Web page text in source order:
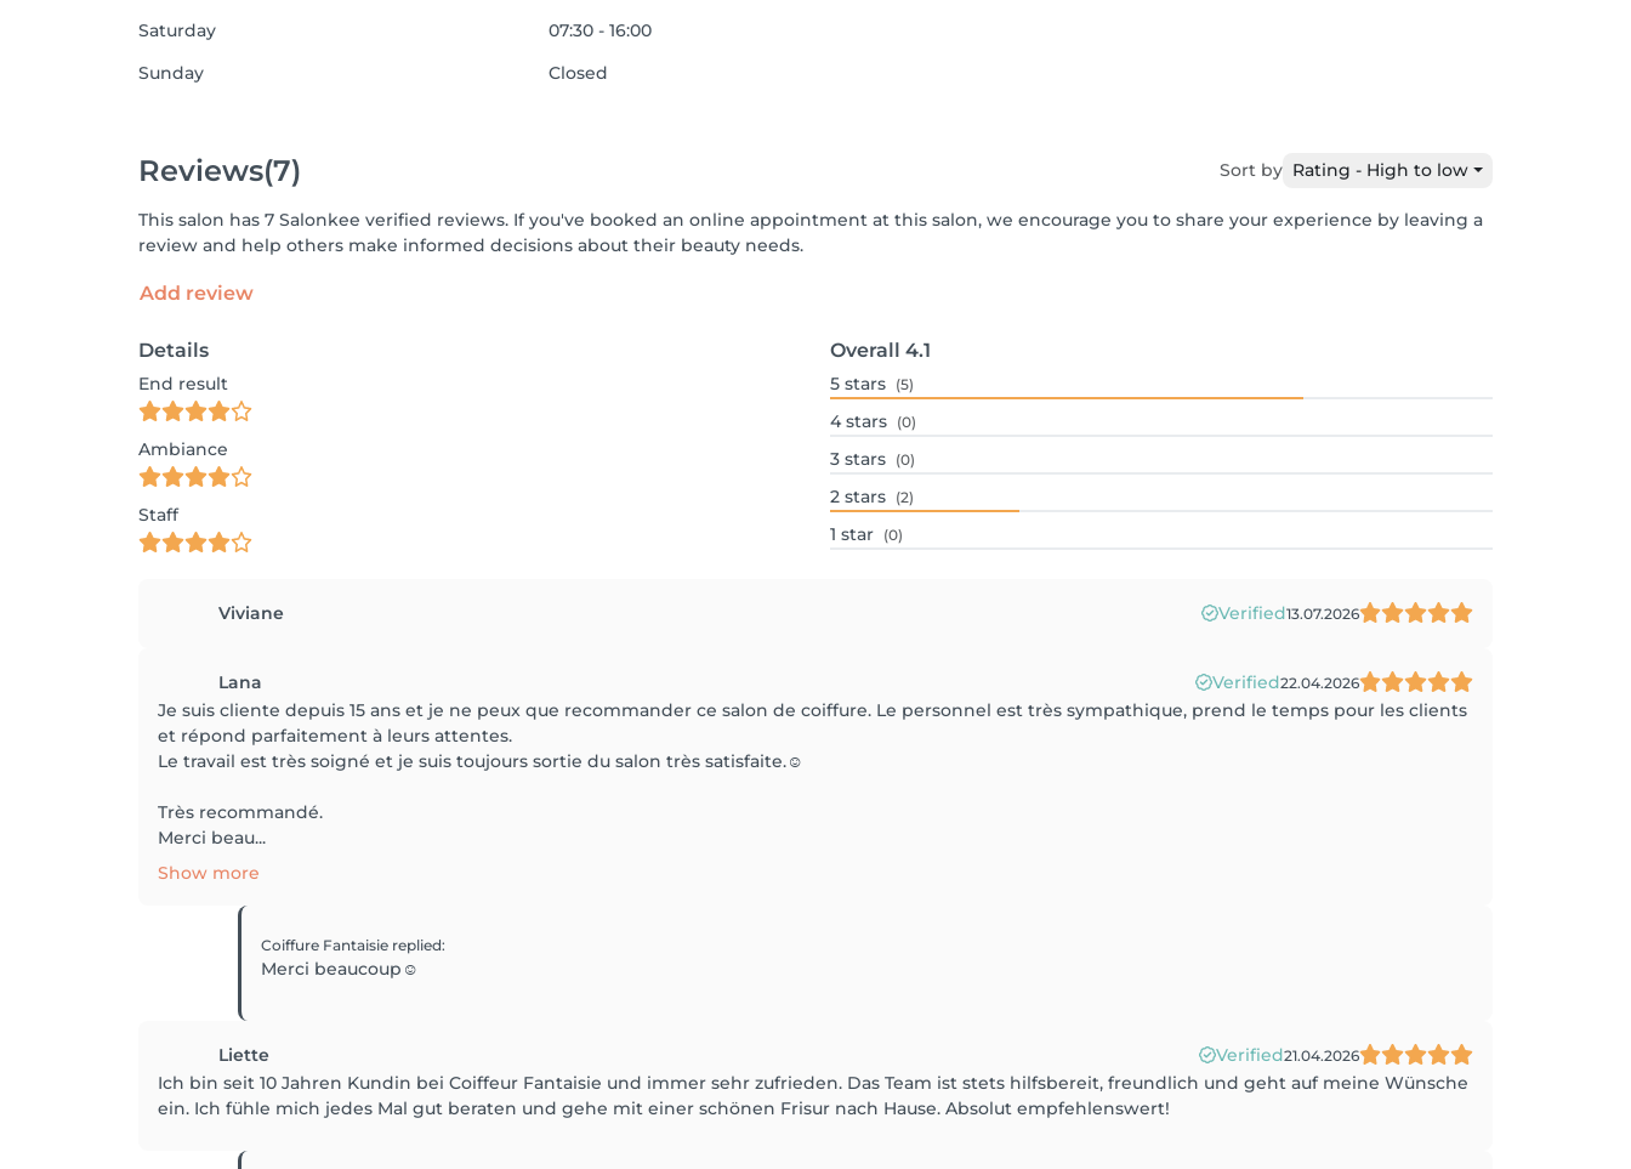
Saturday
07:30 - 16:00
Sunday
Closed
Reviews(7) Sort by Rating - High to low
This salon has 7 Salonkee verified reviews. If you've booked an online appointment at this salon, we encourage you to share your experience by leaving a
review and help others make informed decisions about their beauty needs.
Add review
Details
End result
Ambiance
Staff
Overall 4.1
5 stars (5)
4 stars (0)
3 stars (0)
2 stars (2)
1 star (0)
Viviane Verified13.07.2026
Lana Verified22.04.2026
Je suis cliente depuis 15 ans et je ne peux que recommander ce salon de coiffure. Le personnel est très sympathique, prend le temps pour les clients
et répond parfaitement à leurs attentes.
Le travail est très soigné et je suis toujours sortie du salon très satisfaite.☺️
Très recommandé.
Merci beau...
Show more
Coiffure Fantaisie replied:
Merci beaucoup☺️
Liette Verified21.04.2026
Ich bin seit 10 Jahren Kundin bei Coiffeur Fantaisie und immer sehr zufrieden. Das Team ist stets hilfsbereit, freundlich und geht auf meine Wünsche
ein. Ich fühle mich jedes Mal gut beraten und gehe mit einer schönen Frisur nach Hause. Absolut empfehlenswert!